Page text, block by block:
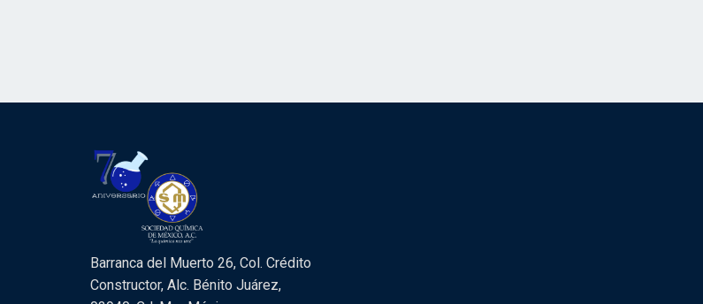
Barranca del Muerto 26, Col. Crédito
Constructor, Alc. Bénito Juárez,